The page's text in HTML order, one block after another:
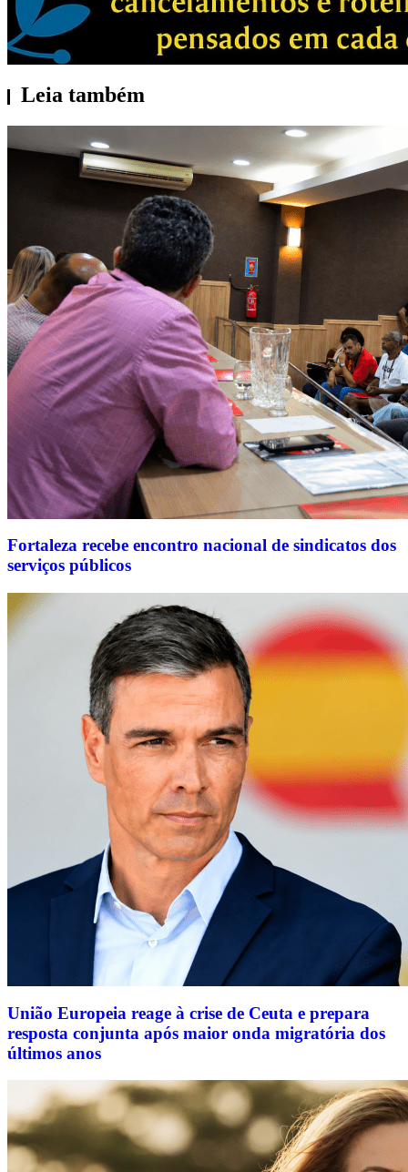
Leia também
Fortaleza recebe encontro nacional de sindicatos dos
serviços públicos
União Europeia reage à crise de Ceuta e prepara
resposta conjunta após maior onda migratória dos
últimos anos